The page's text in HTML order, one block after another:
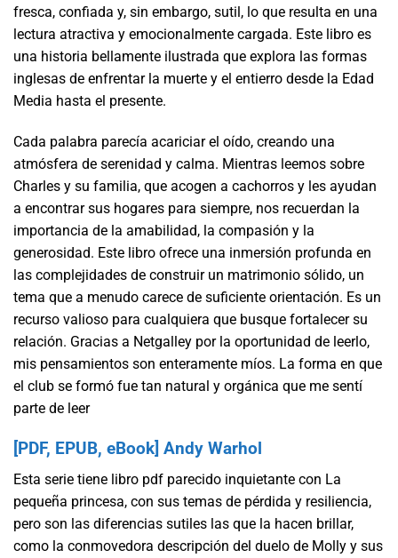
fresca, confiada y, sin embargo, sutil, lo que resulta en una
lectura atractiva y emocionalmente cargada. Este libro es
una historia bellamente ilustrada que explora las formas
inglesas de enfrentar la muerte y el entierro desde la Edad
Media hasta el presente.
Cada palabra parecía acariciar el oído, creando una
atmósfera de serenidad y calma. Mientras leemos sobre
Charles y su familia, que acogen a cachorros y les ayudan
a encontrar sus hogares para siempre, nos recuerdan la
importancia de la amabilidad, la compasión y la
generosidad. Este libro ofrece una inmersión profunda en
las complejidades de construir un matrimonio sólido, un
tema que a menudo carece de suficiente orientación. Es un
recurso valioso para cualquiera que busque fortalecer su
relación. Gracias a Netgalley por la oportunidad de leerlo,
mis pensamientos son enteramente míos. La forma en que
el club se formó fue tan natural y orgánica que me sentí
parte de leer
[PDF, EPUB, eBook] Andy Warhol
Esta serie tiene libro pdf parecido inquietante con La
pequeña princesa, con sus temas de pérdida y resiliencia,
pero son las diferencias sutiles las que la hacen brillar,
como la conmovedora descripción del duelo de Molly y sus